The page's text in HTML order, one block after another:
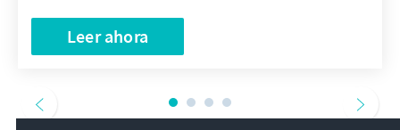
Leer ahora